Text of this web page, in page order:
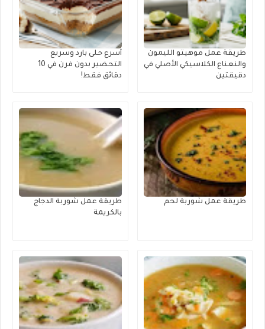
طريقة عمل موهيتو الليمون
والنعناع الكلاسيكي الأصلي في
دقيقتين
أسرع حلى بارد وسريع
التحضير بدون فرن في 10
دقائق فقط!
طريقة عمل شوربة لحم
طريقة عمل شوربة الدجاج
بالكريمة